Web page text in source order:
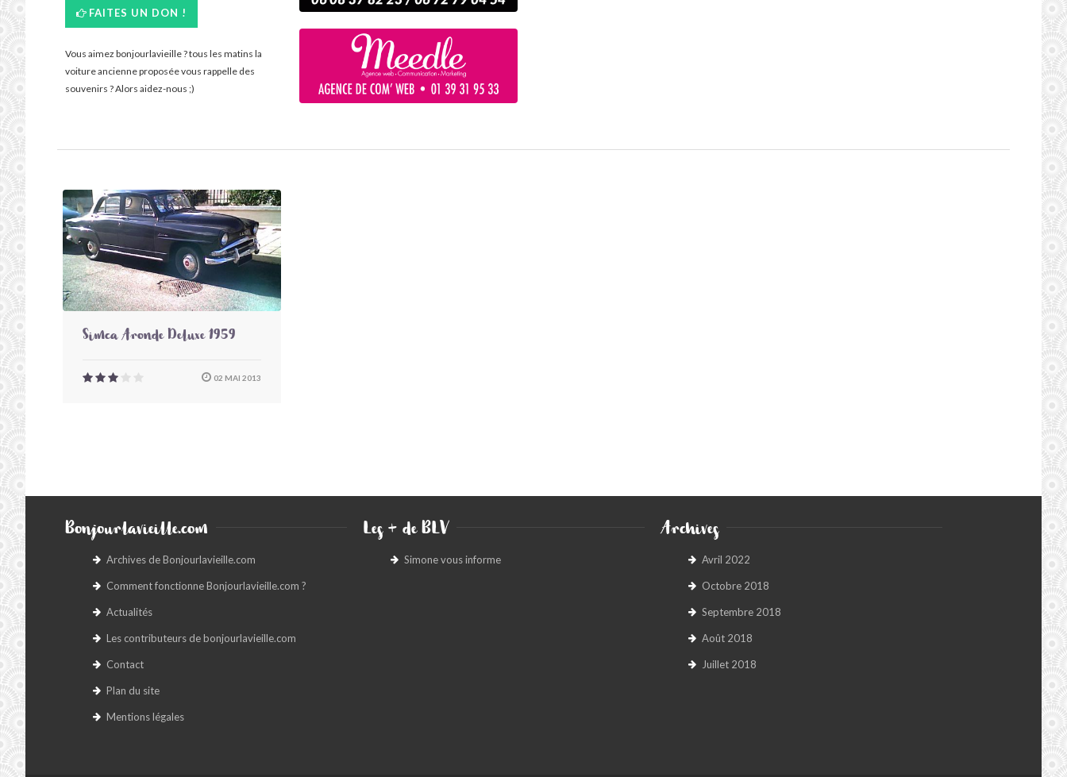
FAITES UN DON !
Vous aimez bonjourlavieille ? tous les matins la
voiture ancienne proposée vous rappelle des
souvenirs ? Alors aidez-nous ;)
Simca Aronde Deluxe 1959
02 MAI 2013
Bonjourlavieille.com
Archives de Bonjourlavieille.com
Comment fonctionne Bonjourlavieille.com ?
Actualités
Les contributeurs de bonjourlavieille.com
Contact
Plan du site
Mentions légales
Les + de BLV
Simone vous informe
Archives
Avril 2022
Octobre 2018
Septembre 2018
Août 2018
Juillet 2018